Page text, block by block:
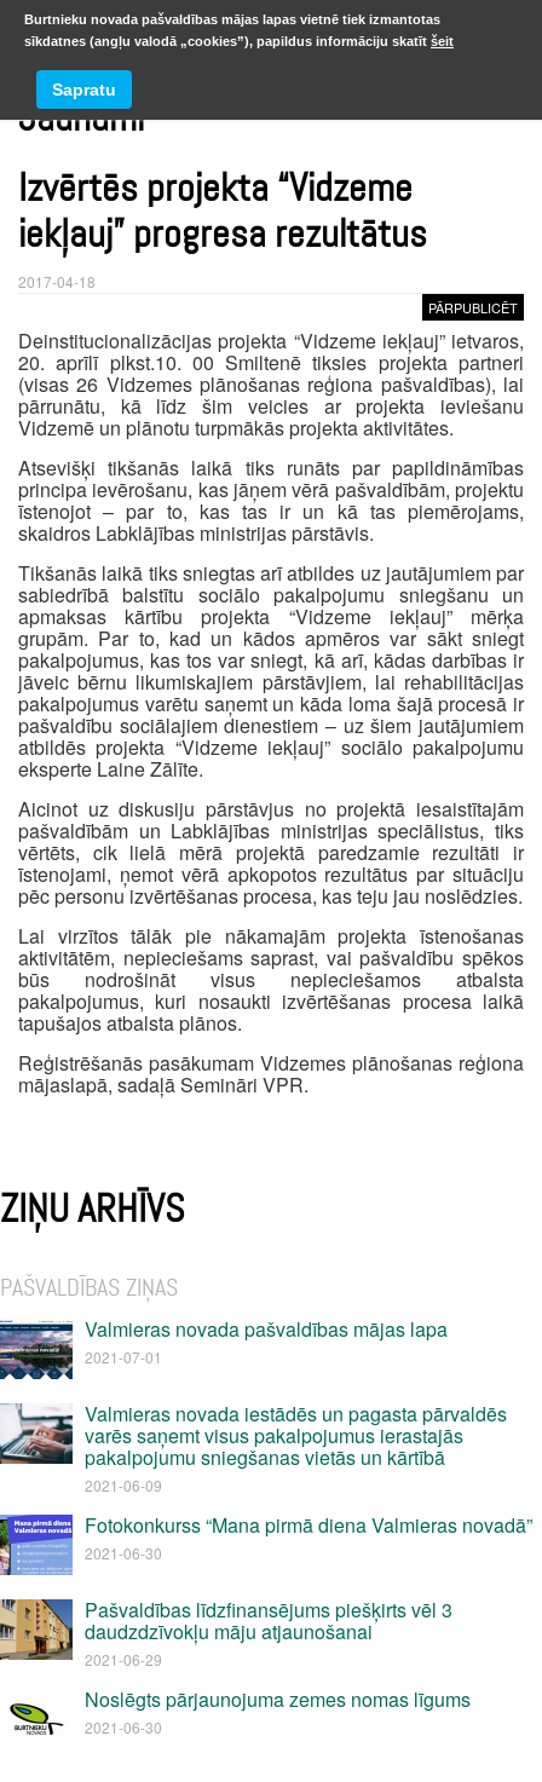
Jaunumi
Izvērtēs projekta “Vidzeme
iekļauj” progresa rezultātus
2017-04-18
PĀRPUBLICĒT
Deinstitucionalizācijas projekta “Vidzeme iekļauj” ietvaros,
20. aprīlī plkst.10. 00 Smiltenē tiksies projekta partneri
(visas 26 Vidzemes plānošanas reģiona pašvaldības), lai
pārrunātu, kā līdz šim veicies ar projekta ieviešanu
Vidzemē un plānotu turpmākās projekta aktivitātes.
Atsevišķi tikšanās laikā tiks runāts par papildināmības
principa ievērošanu, kas jāņem vērā pašvaldībām, projektu
īstenojot – par to, kas tas ir un kā tas piemērojams,
skaidros Labklājības ministrijas pārstāvis.
Tikšanās laikā tiks sniegtas arī atbildes uz jautājumiem par
sabiedrībā balstītu sociālo pakalpojumu sniegšanu un
apmaksas kārtību projekta “Vidzeme iekļauj” mērķa
grupām. Par to, kad un kādos apmēros var sākt sniegt
pakalpojumus, kas tos var sniegt, kā arī, kādas darbības ir
jāveic bērnu likumiskajiem pārstāvjiem, lai rehabilitācijas
pakalpojumus varētu saņemt un kāda loma šajā procesā ir
pašvaldību sociālajiem dienestiem – uz šiem jautājumiem
atbildēs projekta “Vidzeme iekļauj” sociālo pakalpojumu
eksperte Laine Zālīte.
Aicinot uz diskusiju pārstāvjus no projektā iesaistītajām
pašvaldībām un Labklājības ministrijas speciālistus, tiks
vērtēts, cik lielā mērā projektā paredzamie rezultāti ir
īstenojami, ņemot vērā apkopotos rezultātus par situāciju
pēc personu izvērtēšanas procesa, kas teju jau noslēdzies.
Lai virzītos tālāk pie nākamajām projekta īstenošanas
aktivitātēm, nepieciešams saprast, vai pašvaldību spēkos
būs nodrošināt visus nepieciešamos atbalsta
pakalpojumus, kuri nosaukti izvērtēšanas procesa laikā
tapušajos atbalsta plānos.
Reģistrēšanās pasākumam Vidzemes plānošanas reģiona
mājaslapā, sadaļā Semināri VPR.
ZIŅU ARHĪVS
PAŠVALDĪBAS ZIŅAS
Valmieras novada pašvaldības mājas lapa
2021-07-01
Valmieras novada iestādēs un pagasta pārvaldēs
varēs saņemt visus pakalpojumus ierastajās
pakalpojumu sniegšanas vietās un kārtībā
2021-06-09
Fotokonkurss “Mana pirmā diena Valmieras novadā”
2021-06-30
Pašvaldības līdzfinansējums piešķirts vēl 3
daudzdzīvokļu māju atjaunošanai
2021-06-29
Noslēgts pārjaunojuma zemes nomas līgums
2021-06-30
Burtnieku novada pašvaldības mājas lapas vietnē tiek izmantotas
sīkdatnes (angļu valodā „cookies”), papildus informāciju skatīt šeit
Sapratu